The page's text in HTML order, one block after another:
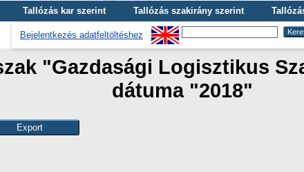
Tallózás kar szerint Tallózás szakirány szerint
Bejelentkezés adatfeltöltéshez
"Gazdasági Logisztikus
dátuma "2018"